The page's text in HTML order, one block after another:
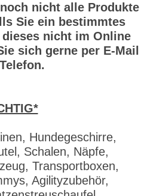
nicht alle Produkte
Sie ein bestimmtes
nicht im Online
sich gerne per E-Mail
Hundegeschirre,
Schalen, Näpfe,
Transportboxen,
Agilityzubehör,